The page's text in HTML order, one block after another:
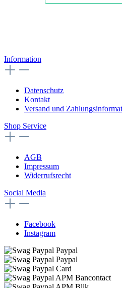
Information
Datenschutz
Kontakt
Versand und
Shop Service
AGB
Impressum
Widerrufsrecht
Social Media
Facebook
Instagram